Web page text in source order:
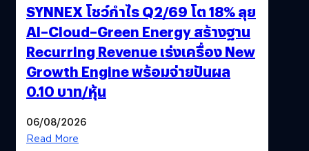
SYNNEX โชว์กำไร Q2/69 โต 18% ลุย
AI–Cloud–Green Energy สร้างฐาน
Recurring Revenue เร่งเครื่อง New
Growth Engine พร้อมจ่ายปันผล
0.10 บาท/หุ้น
06/08/2026
Read More